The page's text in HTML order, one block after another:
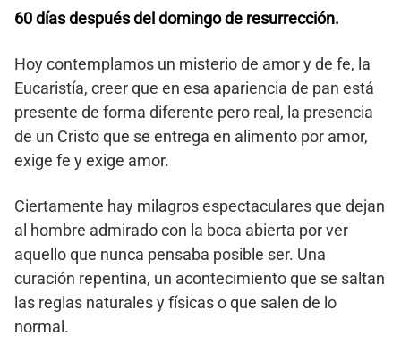
60 días después del domingo de resurrección.
Hoy contemplamos un misterio de amor y de fe, la
Eucaristía, creer que en esa apariencia de pan está
presente de forma diferente pero real, la presencia
de un Cristo que se entrega en alimento por amor,
exige fe y exige amor.
Ciertamente hay milagros espectaculares que dejan
al hombre admirado con la boca abierta por ver
aquello que nunca pensaba posible ser. Una
curación repentina, un acontecimiento que se saltan
las reglas naturales y físicas o que salen de lo
normal.